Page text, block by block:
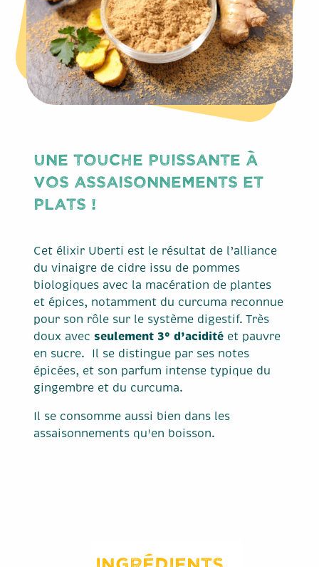
UNE TOUCHE PUISSANTE À
VOS ASSAISONNEMENTS ET
PLATS !
Cet élixir Uberti est le résultat de l’alliance
du vinaigre de cidre issu de pommes
biologiques avec la macération de plantes
et épices, notamment du curcuma reconnue
pour son rôle sur le système digestif. Très
doux avecseulement 3° d’acidité et pauvre
en sucre. Il se distingue par ses notes
épicées, et son parfum intense typique du
gingembre et du curcuma.
Il se consomme aussi bien dans les
assaisonnements qu'en boisson.